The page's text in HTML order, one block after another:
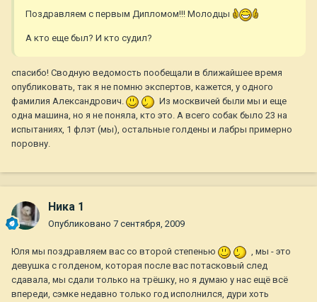
Поздравляем с первым Дипломом!!! Молодцы
А кто еще был? И кто судил?
спасибо! Сводную ведомость пообещали в ближайшее время
опубликовать, так я не помню экспертов, кажется, у одного
фамилия Александрович.
Из москвичей были мы и еще
одна машина, но я не поняла, кто это. А всего собак было 23 на
испытаниях, 1 флэт (мы), остальные голдены и лабры примерно
поровну.
Ника 1
Опубликовано 7 сентября, 2009
Юля мы поздравляем вас со второй степенью
, мы - это
девушка с голденом, которая после вас потасковый след
сдавала, мы сдали только на трёшку, но я думаю у нас ещё всё
впереди, сэмке недавно только год исполнился, дури хоть